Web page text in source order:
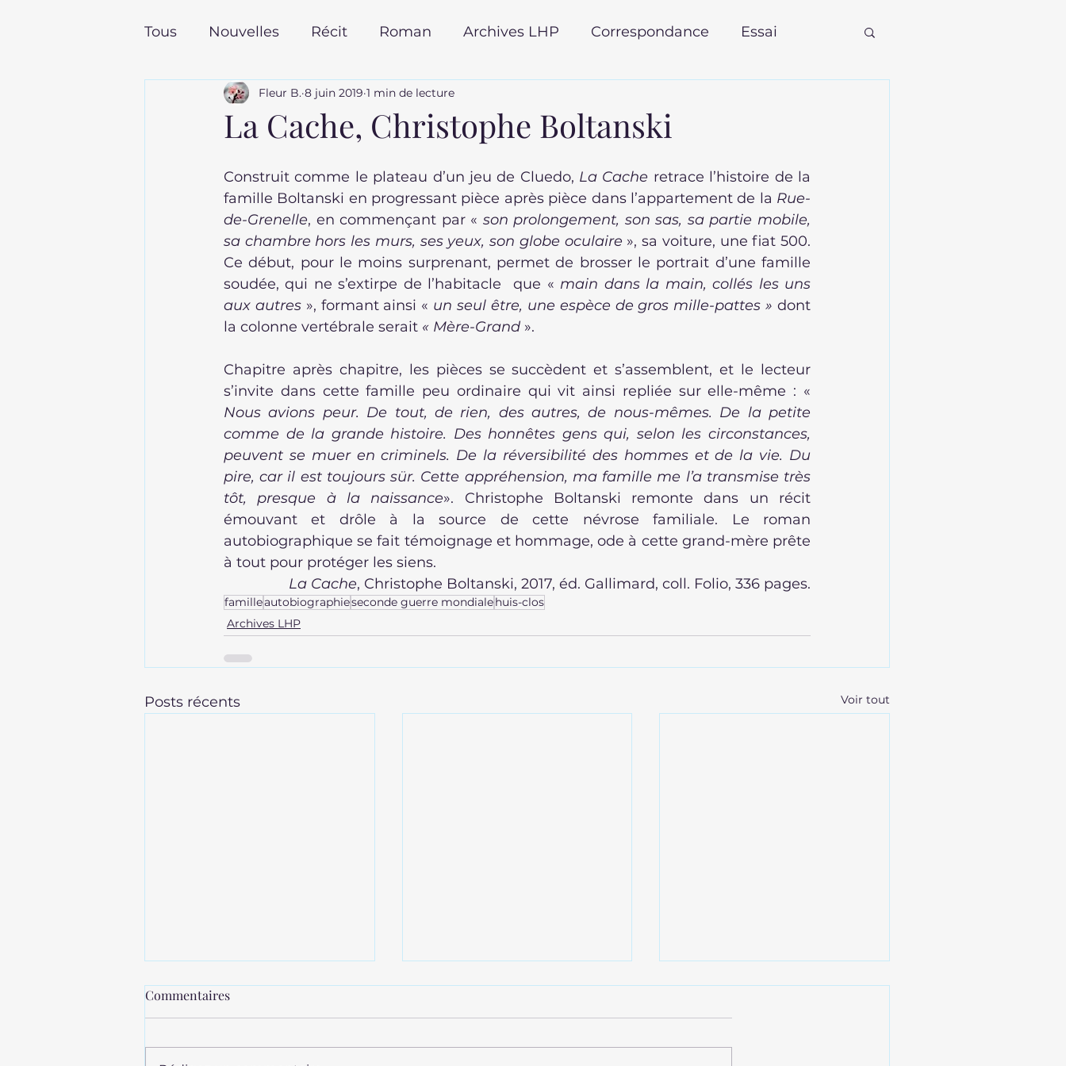
Tous Nouvelles Récit Roman Archives LHP Correspondance Essai
Poches pour l'été Tour du monde
La Cache, Christophe Boltanski
Fleur B. 8 juin 2019 1 min de lecture
Construit comme le plateau d’un jeu de Cluedo, La Cache retrace l’histoire de la
famille Boltanski en progressant pièce après pièce dans l’appartement de la Rue-
de-Grenelle, en commençant par « son prolongement, son sas, sa partie mobile,
sa chambre hors les murs, ses yeux, son globe oculaire », sa voiture, une fiat 500.
Ce début, pour le moins surprenant, permet de brosser le portrait d’une famille
soudée, qui ne s’extirpe de l’habitacle  que « main dans la main, collés les uns
aux autres », formant ainsi « un seul être, une espèce de gros mille-pattes » dont
la colonne vertébrale serait « Mère-Grand ».
Chapitre après chapitre, les pièces se succèdent et s’assemblent, et le lecteur
Nous avions peur. De tout, de rien, des autres, de nous-mêmes. De la petite
comme de la grande histoire. Des honnêtes gens qui, selon les circonstances,
peuvent se muer en criminels. De la réversibilité des hommes et de la vie. Du
pire, car il est toujours sür. Cette appréhension, ma famille me l’a transmise très
tôt, presque à la naissance». Christophe Boltanski remonte dans un récit
émouvant et drôle à la source de cette névrose familiale. Le roman
autobiographique se fait témoignage et hommage, ode à cette grand-mère prête
à tout pour protéger les siens.
La Cache, Christophe Boltanski, 2017, éd. Gallimard, coll. Folio, 336 pages.
familleautobiographieseconde guerre mondialehuis-clos
Archives LHP
Posts récents Voir tout
Commentaires